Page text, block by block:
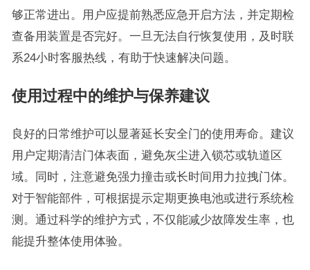
够正常进出。用户应提前熟悉应急开启方法，并定期检
查备用装置是否完好。一旦无法自行恢复使用，及时联
系24小时客服热线，有助于快速解决问题。
使用过程中的维护与保养建议
良好的日常维护可以显著延长安全门的使用寿命。建议
用户定期清洁门体表面，避免灰尘进入锁芯或轨道区
域。同时，注意避免强力撞击或长时间用力拉拽门体。
对于智能部件，可根据提示定期更换电池或进行系统检
测。通过科学的维护方式，不仅能减少故障发生率，也
能提升整体使用体验。